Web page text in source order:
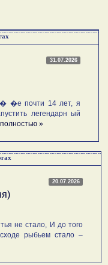
31.07.2026
�е почти 14 лет, я
легендарн ый
»
20.07.2026
не стало, И до того
рыбьем стало –